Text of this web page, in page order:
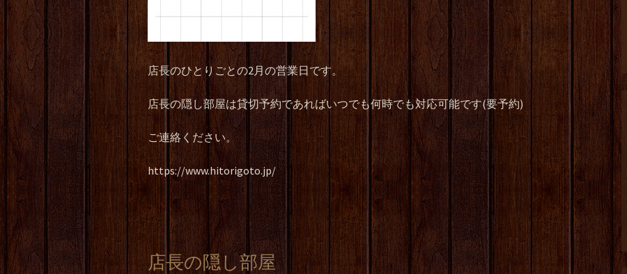
店長のひとりごとの2月の営業日です。
店長の隠し部屋は貸切予約であればいつでも何時でも対応可能です(要予約)
ご連絡ください。
https://www.hitorigoto.jp/
店長の隠し部屋